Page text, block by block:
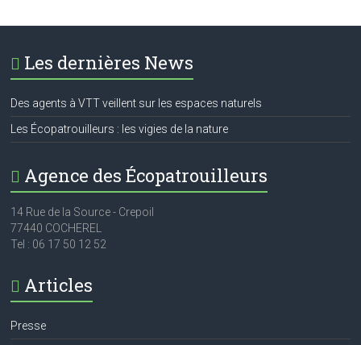
Les dernières News
Des agents à VTT veillent sur les espaces naturels
Les Écopatrouilleurs : les vigies de la nature
Agence des Écopatrouilleurs
14 Rue de la Source - Crepoil
77440 COCHEREL
Tel : 06 17 50 12 52
Articles
Presse